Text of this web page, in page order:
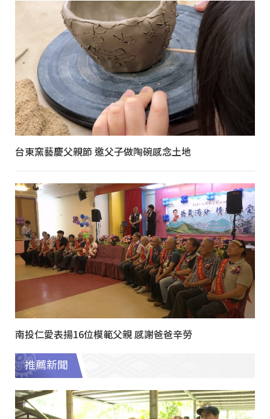
台東窯藝慶父親節 邀父子做陶碗感念土地
南投仁愛表揚16位模範父親 感謝爸爸辛勞
推薦新聞